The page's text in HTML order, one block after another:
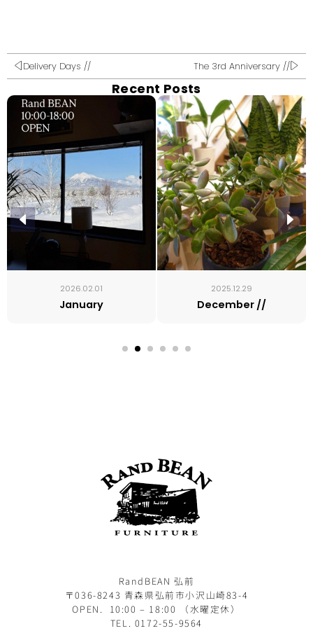
Delivery Days // The 3rd Anniversary //
Recent Posts
2026.02.01
January
2025.12.29
December //
RandBEAN 弘前
〒036-8243 青森県弘前市小沢山崎83-4
OPEN. 10:00 – 18:00 （水曜定休）
TEL. 0172-55-9564